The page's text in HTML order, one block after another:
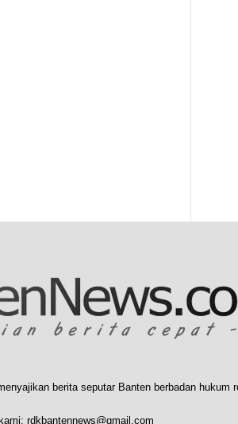
berita seputar Banten berbadan hukum
rdkbantennews@gmail.com